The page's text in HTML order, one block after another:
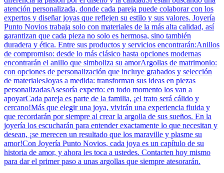
atención personalizada, donde cada pareja puede colaborar con los
expertos y diseñar joyas que reflejen su estilo y sus valores. Joyería
Punto Novios trabaja solo con materiales de la más alta calidad, así
garantizan que cada pieza no solo es hermosa, sino también
duradera y ética. Entre sus productos y servicios encontrarán:Anillos
de compromiso: desde lo más clásico hasta opciones modernas
encontrarán el anillo que simboliza su amorArgollas de matrimonio:
con opciones de personalización que incluye grabados y selección
de materialesJoyas a medida: transforman sus ideas en piezas
personalizadasAsesoría experto: en todo momento los van a
apoyarCada pareja es parte de la familia, ¡el trato será cálido y
cercano!Más que elegir una joya, vivirán una experiencia fluida y
que recordarán por siempre al crear la argolla de sus sueños. En la
joyería los escucharán para entender exactamente lo que necesitan y
desean, ¡se merecen un resultado que los maraville y plasme su
amor!Con Joyería Punto Novios, cada joya es un capítulo de su
historia de amor, y ahora les toca a ustedes. Contacten hoy mismo
para dar el primer paso a unas argollas que siempre atesorarán.